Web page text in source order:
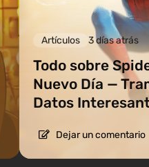
Artículos 3 días atrás
Todo sobre
Nuevo Día —
Datos
Dejar un comentario